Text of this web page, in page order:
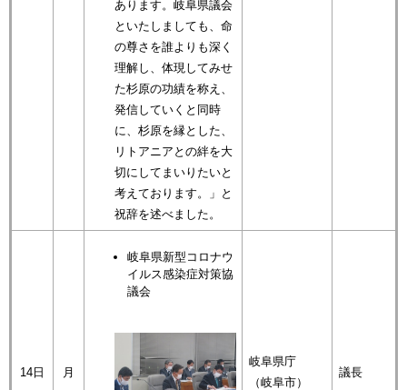
あります。岐阜県議会
といたしましても、命
の尊さを誰よりも深く
理解し、体現してみせ
た杉原の功績を称え、
発信していくと同時
に、杉原を縁とした、
リトアニアとの絆を大
切にしてまいりたいと
考えております。」と
祝辞を述べました。
14日 月
岐阜県新型コロナウ
イルス感染症対策協
議会
岐阜県庁
（岐阜市）
議長